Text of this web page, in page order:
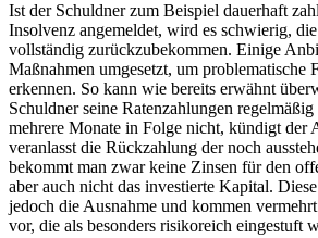
Ist der Schuldner zum Beispiel dauerhaft
Insolvenz angemeldet, wird es schwierig,
vollständig zurückzubekommen. Einige
Maßnahmen umgesetzt, um problematische
erkennen. So kann wie bereits erwähnt
Schuldner seine Ratenzahlungen
mehrere Monate in Folge nicht, kündigt der
veranlasst die Rückzahlung der noch
bekommt man zwar keine Zinsen für den
aber auch nicht das investierte Kapital.
jedoch die Ausnahme und kommen
vor, die als besonders risikoreich eingestuft